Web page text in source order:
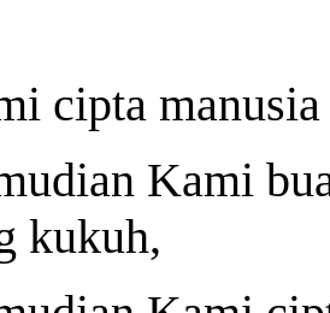
cipta
Kami
kukuh,